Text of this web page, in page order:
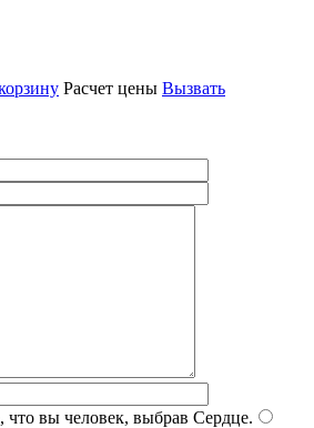
Расчет цены Вызвать
вы человек, выбрав Сердце.